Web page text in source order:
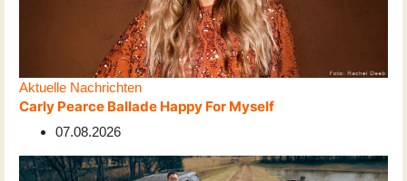
Aktuelle Nachrichten
Carly Pearce Ballade Happy For Myself
07.08.2026